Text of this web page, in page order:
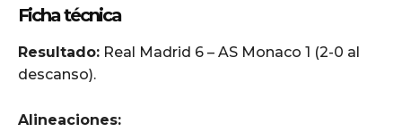
Ficha técnica
Resultado: Real Madrid 6 – AS Monaco 1 (2-0 al
descanso).
Alineaciones: